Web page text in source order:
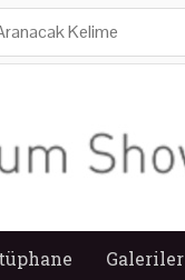
Galeriler